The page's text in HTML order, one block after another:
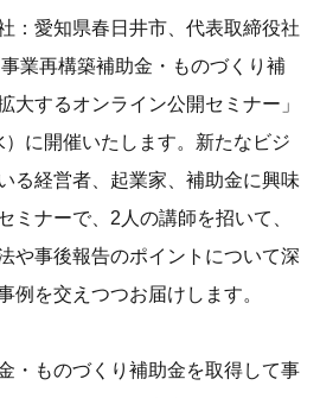
：愛知県春日井市、代表取締役社
業再構築補助金・ものづくり補
大するオンライン公開セミナー」
に開催いたします。新たなビジ
る経営者、起業家、補助金に興味
ミナーで、2人の講師を招いて、
や事後報告のポイントについて深
例を交えつつお届けします。
ものづくり補助金を取得して事